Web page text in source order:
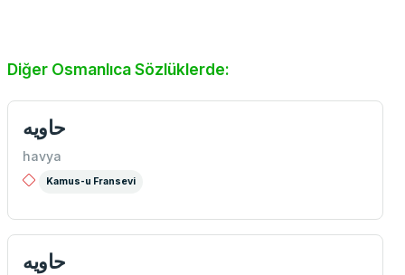
Diğer Osmanlıca Sözlüklerde:
حاويه
havya
Kamus-u Fransevi
حاويه